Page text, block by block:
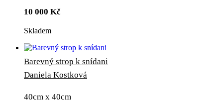
10 000 Kč
Skladem
Barevný strop k snídani
Daniela Kostková
40cm x 40cm